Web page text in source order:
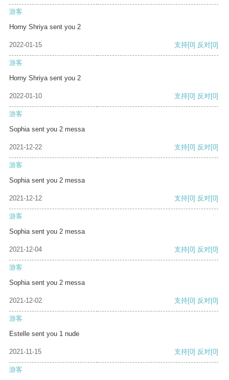
游客
Horny Shriya sent you 2
2022-01-15 支持[0] 反对[0]
游客
Horny Shriya sent you 2
2022-01-10 支持[0] 反对[0]
游客
Sophia sent you 2 messa
2021-12-22 支持[0] 反对[0]
游客
Sophia sent you 2 messa
2021-12-12 支持[0] 反对[0]
游客
Sophia sent you 2 messa
2021-12-04 支持[0] 反对[0]
游客
Sophia sent you 2 messa
2021-12-02 支持[0] 反对[0]
游客
Estelle sent you 1 nude
2021-11-15 支持[0] 反对[0]
游客